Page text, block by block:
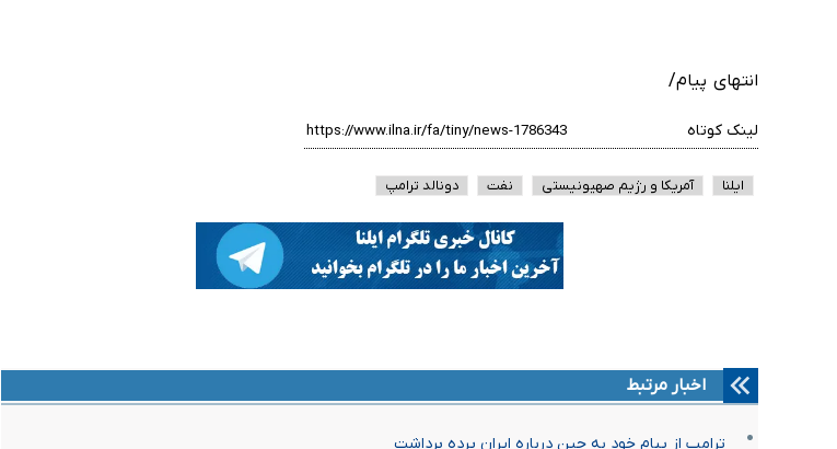
انتهای پیام/
لینک کوتاه
ایلنا آمریکا و رژیم صهیونیستی نفت دونالد ترامپ
اخبار مرتبط
ترامپ از پیام خود به چین درباره ایران پرده برداشت